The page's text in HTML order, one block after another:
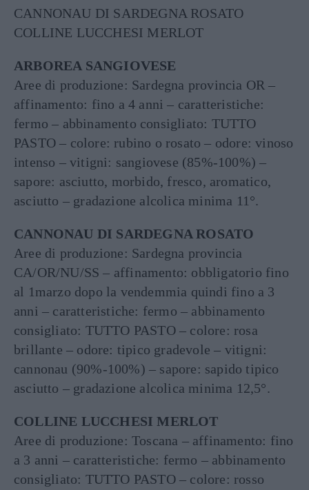
CANNONAU DI SARDEGNA ROSATO
COLLINE LUCCHESI MERLOT
ARBOREA SANGIOVESE
Aree di produzione: Sardegna provincia OR –
affinamento: fino a 4 anni – caratteristiche:
fermo – abbinamento consigliato: TUTTO
PASTO – colore: rubino o rosato – odore: vinoso
intenso – vitigni: sangiovese (85%-100%) –
sapore: asciutto, morbido, fresco, aromatico,
asciutto – gradazione alcolica minima 11°.
CANNONAU DI SARDEGNA ROSATO
Aree di produzione: Sardegna provincia
CA/OR/NU/SS – affinamento: obbligatorio fino
al 1marzo dopo la vendemmia quindi fino a 3
anni – caratteristiche: fermo – abbinamento
consigliato: TUTTO PASTO – colore: rosa
brillante – odore: tipico gradevole – vitigni:
cannonau (90%-100%) – sapore: sapido tipico
asciutto – gradazione alcolica minima 12,5°.
COLLINE LUCCHESI MERLOT
Aree di produzione: Toscana – affinamento: fino
a 3 anni – caratteristiche: fermo – abbinamento
consigliato: TUTTO PASTO – colore: rosso